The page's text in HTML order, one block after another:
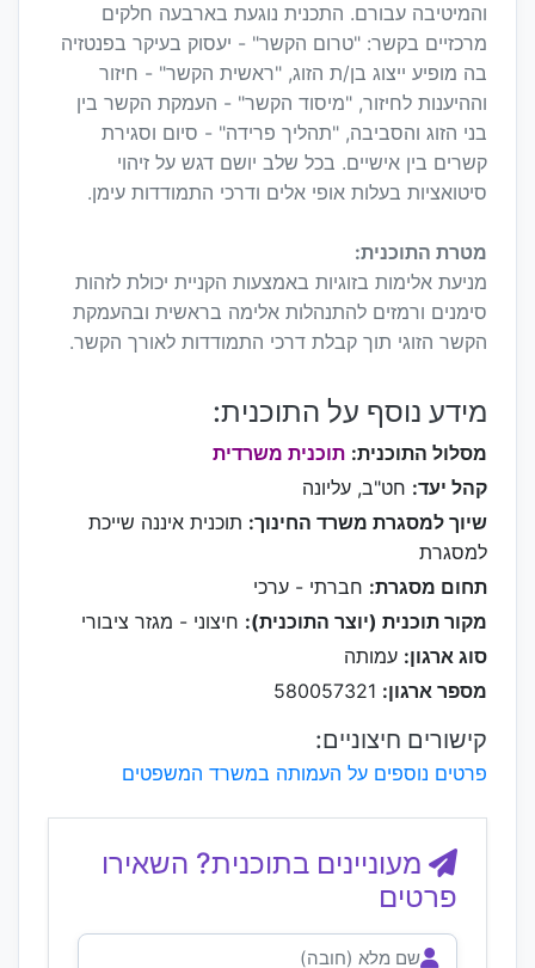
והמיטיבה עבורם. התכנית נוגעת בארבעה חלקים
מרכזיים בקשר: "טרום הקשר" - יעסוק בעיקר בפנטזיה
בה מופיע ייצוג בן/ת הזוג, "ראשית הקשר" - חיזור
וההיענות לחיזור, "מיסוד הקשר" - העמקת הקשר בין
בני הזוג והסביבה, "תהליך פרידה" - סיום וסגירת
קשרים בין אישיים. בכל שלב יושם דגש על זיהוי
סיטואציות בעלות אופי אלים ודרכי התמודדות עימן.
מטרת התוכנית:
מניעת אלימות בזוגיות באמצעות הקניית יכולת לזהות
סימנים ורמזים להתנהלות אלימה בראשית ובהעמקת
הקשר הזוגי תוך קבלת דרכי התמודדות לאורך הקשר.
מידע נוסף על התוכנית:
מסלול התוכנית: תוכנית משרדית
קהל יעד: חט"ב, עליונה
שיוך למסגרת משרד החינוך: תוכנית איננה שייכת
למסגרת
תחום מסגרת: חברתי - ערכי
מקור תוכנית (יוצר התוכנית): חיצוני - מגזר ציבורי
סוג ארגון: עמותה
מספר ארגון:
קישורים חיצוניים:
פרטים נוספים על העמותה במשרד המשפטים
מעוניינים בתוכנית? השאירו
פרטים